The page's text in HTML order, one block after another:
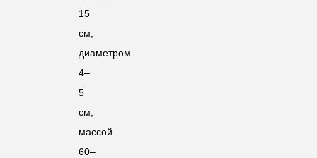
15
см,
диаметром
4–
5
см,
массой
60–